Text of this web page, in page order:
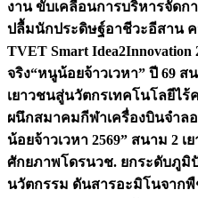
งาน ขับเคลื่อนการบริหารจัด
ปลื้มนักประดิษฐ์อาชีวะอีสาน ค
TVET Smart
จริง“หนูน้อยจ้าวเวหา” ปี 69
เยาวชนสู่นวัตกรเทคโนโลยีไ
ผนึกสมาคมกีฬาเครื่องบินจำล
น้อยจ้าวเวหา 2569” สนาม 2
ศักยภาพโดรนวช. ยกระดับภูมิ
นวัตกรรม ดันสารอะมิโนจาก